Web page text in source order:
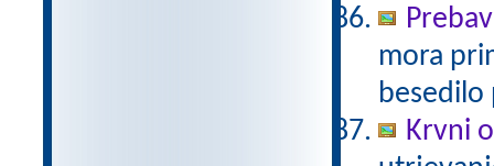
mora
Krvni